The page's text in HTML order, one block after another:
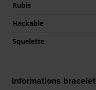
Rubis
Hackable
Squelette
Informations bracelet